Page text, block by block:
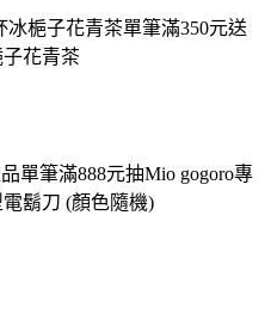
冰梔子花青茶單筆滿350元送
子花青茶
單筆滿888元抽Mio gogoro專
鬍刀 (顏色隨機)